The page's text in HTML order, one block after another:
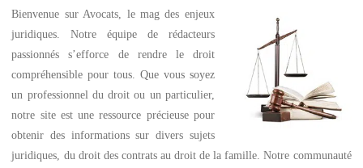
Bienvenue surAvocats, le mag des enjeux
juridiques. Notre équipe de rédacteurs
passionnés s’efforce de rendre le droit
compréhensible pour tous. Que vous soyez
un professionnel du droit ou un particulier,
notre site est une ressource précieuse pour
obtenir des informations sur divers sujets
juridiques, du droit des contrats au droit de la famille. Notre communauté